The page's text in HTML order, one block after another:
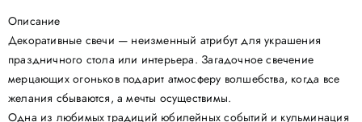
Контакты
Политика конфиденциальности
Описание
Декоративные свечи — неизменный атрибут для украшения
праздничного стола или интерьера. Загадочное свечение
мерцающих огоньков подарит атмосферу волшебства, когда все
желания сбываются, а мечты осуществимы.
Одна из любимых традиций юбилейных событий и кульминация